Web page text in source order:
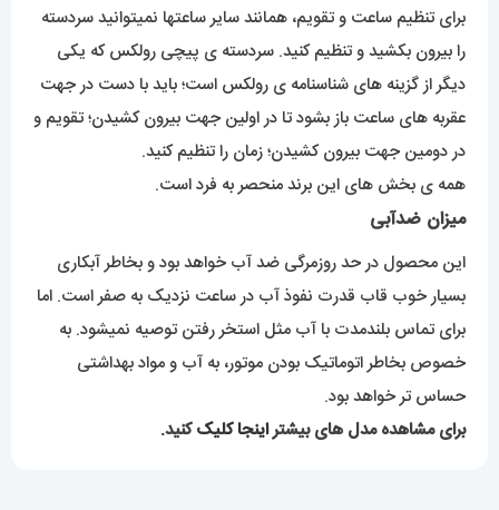
برای تنظیم ساعت و تقویم، همانند سایر ساعتها نمیتوانید سردسته
را بیرون بکشید و تنظیم کنید. سردسته ی پیچی رولکس که یکی
دیگر از گزینه های شناسنامه ی رولکس است؛ باید با دست در جهت
عقربه های ساعت باز بشود تا در اولین جهت بیرون کشیدن؛ تقویم و
در دومین جهت بیرون کشیدن؛ زمان را تنظیم کنید.
همه ی بخش های این برند منحصر به فرد است.
میزان ضدآبی
این محصول در حد روزمرگی ضد آب خواهد بود و بخاطر آبکاری
بسیار خوب قاب قدرت نفوذ آب در ساعت نزدیک به صفر است. اما
برای تماس بلندمدت با آب مثل استخر رفتن توصیه نمیشود. به
خصوص بخاطر اتوماتیک بودن موتور، به آب و مواد بهداشتی
حساس تر خواهد بود.
برای مشاهده مدل های بیشتراینجا کلیککنید.